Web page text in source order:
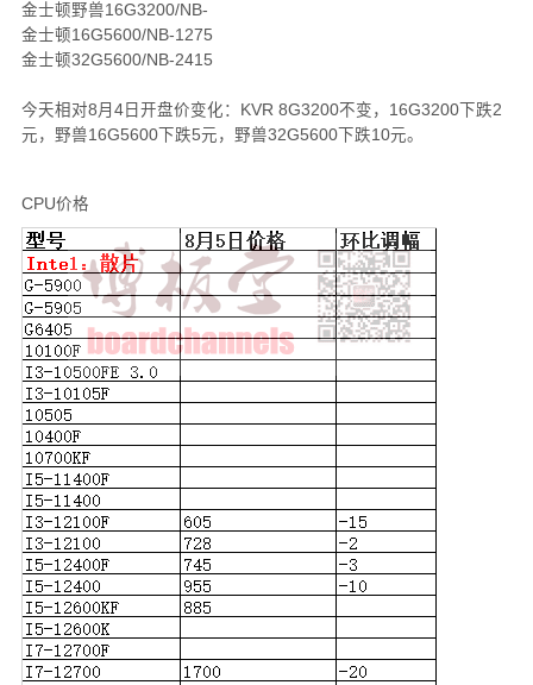
金士顿野兽16G3200/NB-
金士顿16G5600/NB-1275
金士顿32G5600/NB-2415
今天相对8月4日开盘价变化：KVR 8G3200不变，16G3200下跌2
元，野兽16G5600下跌5元，野兽32G5600下跌10元。
CPU价格